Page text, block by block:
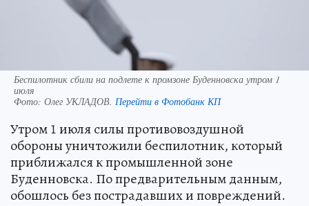
Беспилотник сбили на подлете к промзоне Буденновска утром 1
июля
Фото: Олег УКЛАДОВ. Перейти в Фотобанк КП
Утром 1 июля силы противовоздушной
обороны уничтожили беспилотник, который
приближался к промышленной зоне
Буденновска. По предварительным данным,
обошлось без пострадавших и повреждений.